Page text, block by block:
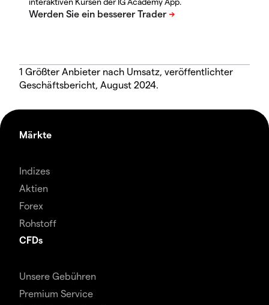
1 Größter Anbieter nach Umsatz, veröffentlichter
Geschäftsbericht, August 2024.
Märkte
Indizes
Aktien
Forex
Rohstoff
CFDs
Unsere Gebühren
Premium Service